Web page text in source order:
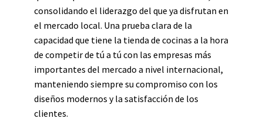
consolidando el liderazgo del que ya disfrutan en
el mercado local. Una prueba clara de la
capacidad que tiene la tienda de cocinas a la hora
de competir de tú a tú con las empresas más
importantes del mercado a nivel internacional,
manteniendo siempre su compromiso con los
diseños modernos y la satisfacción de los
clientes.